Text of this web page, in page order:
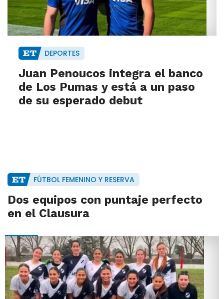
DEPORTES
Juan Penoucos integra el banco
de Los Pumas y está a un paso
de su esperado debut
FÚTBOL FEMENINO Y RESERVA
Dos equipos con puntaje perfecto
en el Clausura